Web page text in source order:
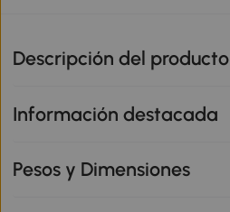
Descripción del producto
Información destacada
Pesos y Dimensiones